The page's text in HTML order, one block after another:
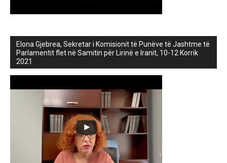
Elona Gjebrea, Sekretar i Komisionit të Punëve të Jashtme të
Parlamentit flet në Samitin për Lirinë e Iranit, 10-12 Korrik
2021